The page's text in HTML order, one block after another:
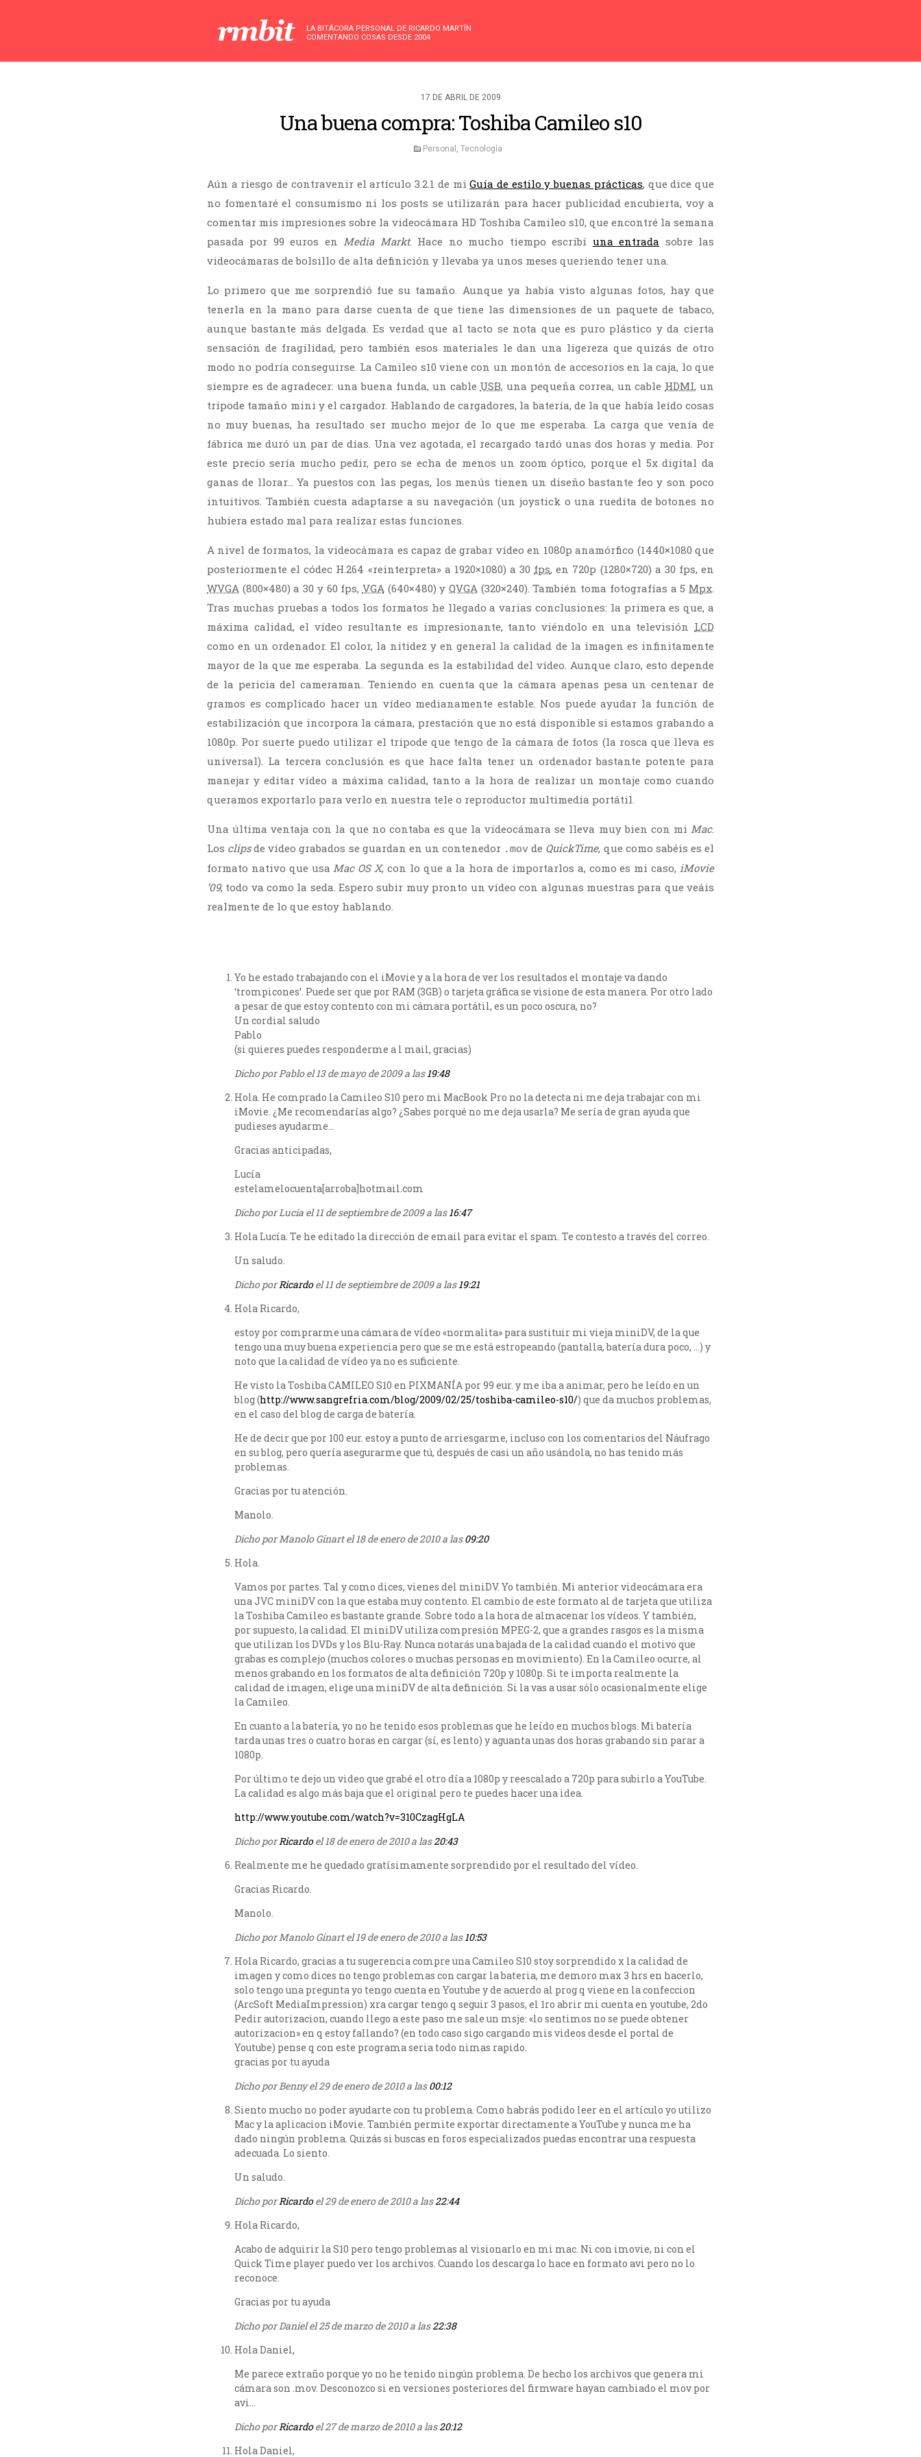
LA BITÁCORA PERSONAL DE RICARDO MARTÍN
COMENTANDO COSAS DESDE 2004
17 DE ABRIL DE 2009
Una buena compra: Toshiba Camileo s10
Personal , Tecnología
Aún a riesgo de contravenir el artículo 3.2.1 de miGuía de estilo y buenas prácticas, que dice que
no fomentaré el consumismo ni los posts se utilizarán para hacer publicidad encubierta, voy a
comentar mis impresiones sobre la videocámara HD Toshiba Camileo s10, que encontré la semana
pasada por 99 euros enMedia Markt. Hace no mucho tiempo escribí una entrada sobre las
videocámaras de bolsillo de alta definición y llevaba ya unos meses queriendo tener una.
Lo primero que me sorprendió fue su tamaño. Aunque ya había visto algunas fotos, hay que
tenerla en la mano para darse cuenta de que tiene las dimensiones de un paquete de tabaco,
aunque bastante más delgada. Es verdad que al tacto se nota que es puro plástico y da cierta
sensación de fragilidad, pero también esos materiales le dan una ligereza que quizás de otro
modo no podría conseguirse. La Camileo s10 viene con un montón de accesorios en la caja, lo que
siempre es de agradecer: una buena funda, un cable USB, una pequeña correa, un cable HDMI, un
trípode tamaño mini y el cargador. Hablando de cargadores, la batería, de la que había leído cosas
no muy buenas, ha resultado ser mucho mejor de lo que me esperaba. La carga que venía de
fábrica me duró un par de días. Una vez agotada, el recargado tardó unas dos horas y media. Por
este precio sería mucho pedir, pero se echa de menos un zoom óptico, porque el 5x digital da
ganas de llorar… Ya puestos con las pegas, los menús tienen un diseño bastante feo y son poco
intuitivos. También cuesta adaptarse a su navegación (un joystick o una ruedita de botones no
hubiera estado mal para realizar estas funciones.
A nivel de formatos, la videocámara es capaz de grabar vídeo en 1080p anamórfico (1440×1080 que
posteriormente el códec H.264 «reinterpreta» a 1920×1080) a 30 fps, en 720p (1280×720) a 30 fps, en
WVGA (800×480) a 30 y 60 fps, VGA(640×480) yQVGA (320×240). También toma fotografías a 5 Mpx.
Tras muchas pruebas a todos los formatos he llegado a varias conclusiones: la primera es que, a
máxima calidad, el vídeo resultante es impresionante, tanto viéndolo en una televisión LCD
como en un ordenador. El color, la nitidez y en general la calidad de la imagen es infinitamente
mayor de la que me esperaba. La segunda es la estabilidad del vídeo. Aunque claro, esto depende
de la pericia del cameraman. Teniendo en cuenta que la cámara apenas pesa un centenar de
gramos es complicado hacer un vídeo medianamente estable. Nos puede ayudar la función de
estabilización que incorpora la cámara, prestación que no está disponible si estamos grabando a
1080p. Por suerte puedo utilizar el trípode que tengo de la cámara de fotos (la rosca que lleva es
universal). La tercera conclusión es que hace falta tener un ordenador bastante potente para
manejar y editar vídeo a máxima calidad, tanto a la hora de realizar un montaje como cuando
queramos exportarlo para verlo en nuestra tele o reproductor multimedia portátil.
Una última ventaja con la que no contaba es que la videocámara se lleva muy bien con mi Mac.
Los clipsde vídeo grabados se guardan en un contenedor .mov de QuickTime, que como sabéis es el
formato nativo que usaMac OS X, con lo que a la hora de importarlos a, como es mi caso,iMovie
’09, todo va como la seda. Espero subir muy pronto un vídeo con algunas muestras para que veáis
realmente de lo que estoy hablando.
Yo he estado trabajando con el iMovie y a la hora de ver los resultados el montaje va dando
‘trompicones’. Puede ser que por RAM (3GB) o tarjeta gráfica se visione de esta manera. Por otro lado
a pesar de que estoy contento con mi cámara portátil, es un poco oscura, no?
Un cordial saludo
Pablo
(si quieres puedes responderme a l mail, gracias)
Dicho por Pablo el 13 de mayo de 2009 a las19:48
Hola. He comprado la Camileo S10 pero mi MacBook Pro no la detecta ni me deja trabajar con mi
iMovie. ¿Me recomendarías algo? ¿Sabes porqué no me deja usarla? Me sería de gran ayuda que
pudieses ayudarme…
Gracias anticipadas,
Lucía
estelamelocuenta[arroba]hotmail.com
Dicho por Lucía el 11 de septiembre de 2009 a las16:47
Hola Lucía. Te he editado la dirección de email para evitar el spam. Te contesto a través del correo.
Un saludo.
Dicho porRicardoel 11 de septiembre de 2009 a las19:21
Hola Ricardo,
estoy por comprarme una cámara de vídeo «normalita» para sustituir mi vieja miniDV, de la que
tengo una muy buena experiencia pero que se me está estropeando (pantalla, batería dura poco, …) y
noto que la calidad de vídeo ya no es suficiente.
He visto la Toshiba CAMILEO S10 en PIXMANÍA por 99 eur. y me iba a animar, pero he leído en un
blog (http://www.sangrefria.com/blog/2009/02/25/toshiba-camileo-s10/) que da muchos problemas,
en el caso del blog de carga de batería.
He de decir que por 100 eur. estoy a punto de arriesgarme, incluso con los comentarios del Náufrago
en su blog, pero quería asegurarme que tú, después de casi un año usándola, no has tenido más
problemas.
Gracias por tu atención.
Manolo.
Dicho por Manolo Ginart el 18 de enero de 2010 a las09:20
Hola.
Vamos por partes. Tal y como dices, vienes del miniDV. Yo también. Mi anterior videocámara era
una JVC miniDV con la que estaba muy contento. El cambio de este formato al de tarjeta que utiliza
la Toshiba Camileo es bastante grande. Sobre todo a la hora de almacenar los vídeos. Y también,
por supuesto, la calidad. El miniDV utiliza compresión MPEG-2, que a grandes rasgos es la misma
que utilizan los DVDs y los Blu-Ray. Nunca notarás una bajada de la calidad cuando el motivo que
grabas es complejo (muchos colores o muchas personas en movimiento). En la Camileo ocurre, al
menos grabando en los formatos de alta definición 720p y 1080p. Si te importa realmente la
calidad de imagen, elige una miniDV de alta definición. Si la vas a usar sólo ocasionalmente elige
la Camileo.
En cuanto a la batería, yo no he tenido esos problemas que he leído en muchos blogs. Mi batería
tarda unas tres o cuatro horas en cargar (sí, es lento) y aguanta unas dos horas grabando sin parar a
1080p.
Por último te dejo un video que grabé el otro día a 1080p y reescalado a 720p para subirlo a YouTube.
La calidad es algo más baja que el original pero te puedes hacer una idea.
http://www.youtube.com/watch?v=310CzagHgLA
Dicho porRicardoel 18 de enero de 2010 a las20:43
Realmente me he quedado gratísimamente sorprendido por el resultado del vídeo.
Gracias Ricardo.
Manolo.
Dicho por Manolo Ginart el 19 de enero de 2010 a las10:53
Hola Ricardo, gracias a tu sugerencia compre una Camileo S10 stoy sorprendido x la calidad de
imagen y como dices no tengo problemas con cargar la bateria, me demoro max 3 hrs en hacerlo,
solo tengo una pregunta yo tengo cuenta en Youtube y de acuerdo al prog q viene en la confeccion
(ArcSoft MediaImpression) xra cargar tengo q seguir 3 pasos, el 1ro abrir mi cuenta en youtube, 2do
Pedir autorizacion, cuando llego a este paso me sale un msje: «lo sentimos no se puede obtener
autorizacion» en q estoy fallando? (en todo caso sigo cargando mis videos desde el portal de
Youtube) pense q con este programa seria todo nìmas rapido.
gracias por tu ayuda
Dicho por Benny el 29 de enero de 2010 a las00:12
Siento mucho no poder ayudarte con tu problema. Como habrás podido leer en el artículo yo utilizo
Mac y la aplicacion iMovie. También permite exportar directamente a YouTube y nunca me ha
dado ningún problema. Quizás si buscas en foros especializados puedas encontrar una respuesta
adecuada. Lo siento.
Un saludo.
Dicho porRicardoel 29 de enero de 2010 a las22:44
Hola Ricardo,
Acabo de adquirir la S10 pero tengo problemas al visionarlo en mi mac. Ni con imovie, ni con el
Quick Time player puedo ver los archivos. Cuando los descarga lo hace en formato avi pero no lo
reconoce.
Gracias por tu ayuda
Dicho por Daniel el 25 de marzo de 2010 a las22:38
Hola Daniel,
Me parece extraño porque yo no he tenido ningún problema. De hecho los archivos que genera mi
cámara son .mov. Desconozco si en versiones posteriores del firmware hayan cambiado el mov por
avi…
Dicho porRicardoel 27 de marzo de 2010 a las20:12
Hola Daniel,